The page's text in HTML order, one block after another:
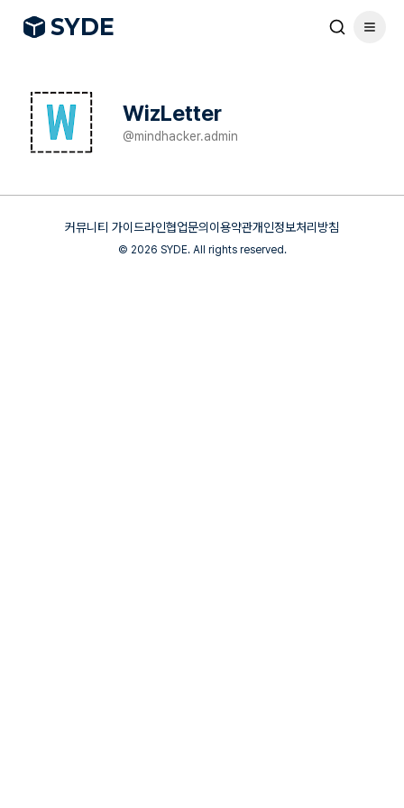
SYDE
WizLetter
@mindhacker.admin
커뮤니티 가이드라인협업문의 이용약관개인정보처리방침
© 2026 SYDE. All rights reserved.